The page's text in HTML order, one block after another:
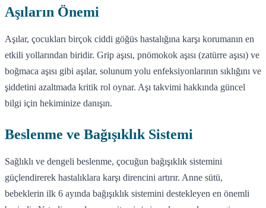
Aşıların Önemi
Aşılar, çocukları birçok ciddi göğüs hastalığına karşı korumanın en
etkili yollarından biridir. Grip aşısı, pnömokok aşısı (zatürre aşısı) ve
boğmaca aşısı gibi aşılar, solunum yolu enfeksiyonlarının sıklığını ve
şiddetini azaltmada kritik rol oynar. Aşı takvimi hakkında güncel
bilgi için hekiminize danışın.
Beslenme ve Bağışıklık Sistemi
Sağlıklı ve dengeli beslenme, çocuğun bağışıklık sistemini
güçlendirerek hastalıklara karşı direncini artırır. Anne sütü,
bebeklerin ilk 6 ayında bağışıklık sistemini destekleyen en önemli